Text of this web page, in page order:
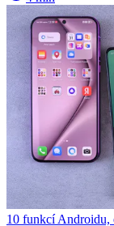
10 funkcí Androidu,